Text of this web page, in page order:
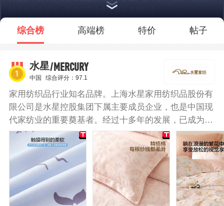
续优化升级算法，排名结果也会变得越来越精准！
*说明：仅展示部分数据
综合榜 高端榜 特价 帖子
水星/MERCURY
中国 综合评分：97.1
家用纺织品行业知名品牌。上海水星家用纺织品股份有
限公司是水星控股集团下属主要成员企业，也是中国现
代家纺业的重要奠基者。经过十多年的发展，已成为集
研发、设计、生产、销售于一体，专注于家用纺织品行
业的专业化、多品牌企业，公司生产、销售、渠道规模
及综合实力居行业前列，2017年成功登陆上海证券交易
所。水星被罩采用全棉织造，面料柔软细腻，透气性
佳，亲和肌肤，带来舒适的睡眠体验。搭配优良印染，
层次感丰富，色牢度高，不易褪色，耐洗耐用。